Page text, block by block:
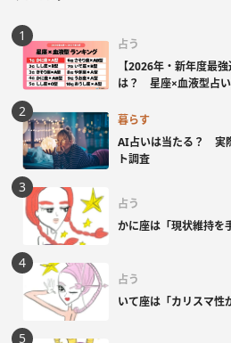
占う
【2026年・新年度最
は？ 星座×血液型占
暮らす
AI占いは当たる？ 実
ト調査
占う
かに座は「現状維持を
占う
いて座は「カリスマ性